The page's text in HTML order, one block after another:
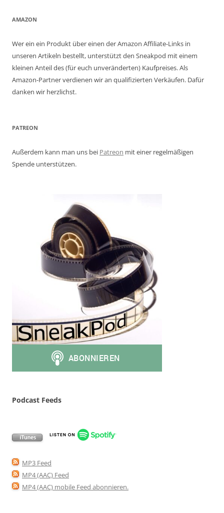
AMAZON
Wer ein ein Produkt über einen der Amazon Affiliate-Links in
unseren Artikeln bestellt, unterstützt den Sneakpod mit einem
kleinen Anteil des (für euch unveränderten) Kaufpreises. Als
Amazon-Partner verdienen wir an qualifizierten Verkäufen. Dafür
danken wir herzlichst.
PATREON
Außerdem kann man uns bei Patreon mit einer regelmäßigen
Spende unterstützen.
Podcast Feeds
MP3 Feed
MP4 (AAC) Feed
MP4 (AAC) mobile Feed abonnieren.